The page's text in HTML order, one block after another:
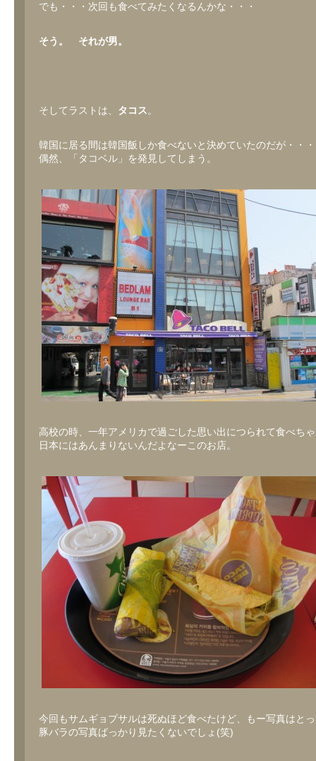
でも・・・次回も食べてみたくなるんかな・・・
そう。 それが男。
そしてラストは、 タコス。
韓国に居る間は韓国飯しか食べないと決めていたのだが・・
偶然、「タコベル」を発見してしまう。
高校の時、一年アメリカで過ごした思い出につられて食べち
日本にはあんまりないんだよなーこのお店。
今回もサムギョプサルは死ぬほど食べたけど、もー写真はと
豚バラの写真ばっかり見たくないでしょ(笑)